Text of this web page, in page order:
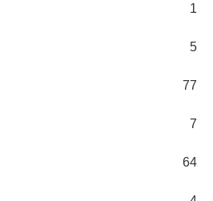
1
5
77
7
64